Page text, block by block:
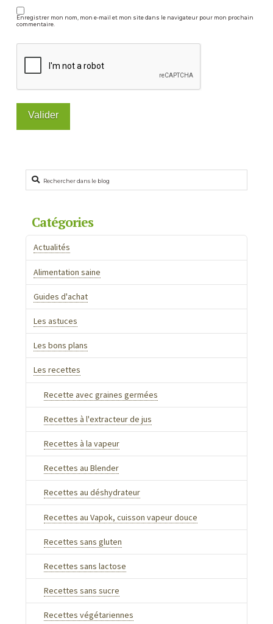
Enregistrer mon nom, mon e-mail et mon site dans le navigateur pour mon prochain
commentaire.
Rechercher
Catégories
Actualités
Alimentation saine
Guides d'achat
Les astuces
Les bons plans
Les recettes
Recette avec graines germées
Recettes à l'extracteur de jus
Recettes à la vapeur
Recettes au Blender
Recettes au déshydrateur
Recettes au Vapok, cuisson vapeur douce
Recettes sans gluten
Recettes sans lactose
Recettes sans sucre
Recettes végétariennes